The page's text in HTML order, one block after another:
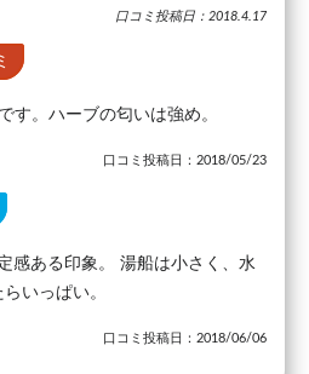
口コミ投稿日：2018.4.17
。ハーブの匂いは強め。
口コミ投稿日：2018/05/23
感ある印象。 湯船は小さく、水
いっぱい。
口コミ投稿日：2018/06/06